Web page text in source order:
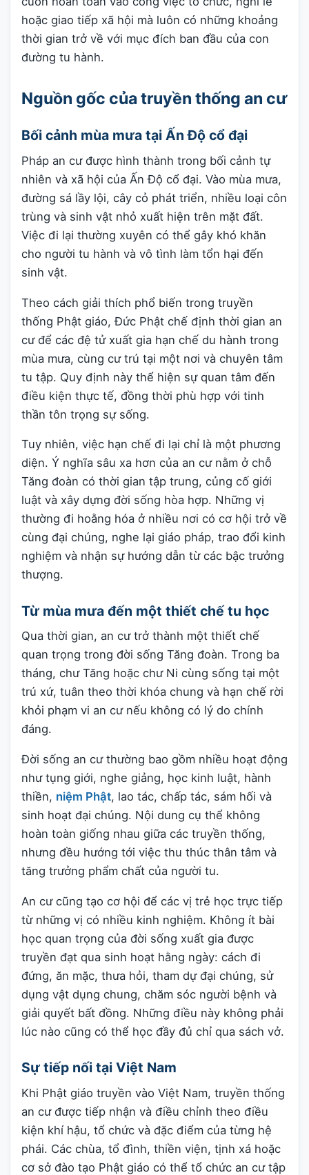
hoặc giao tiếp xã hội mà luôn có những khoảng
thời gian trở về với mục đích ban đầu của con
đường tu hành.
Nguồn gốc của truyền thống an cư
Bối cảnh mùa mưa tại Ấn Độ cổ đại
Pháp an cư được hình thành trong bối cảnh tự
nhiên và xã hội của Ấn Độ cổ đại. Vào mùa mưa,
đường sá lầy lội, cây cỏ phát triển, nhiều loại côn
trùng và sinh vật nhỏ xuất hiện trên mặt đất.
Việc đi lại thường xuyên có thể gây khó khăn
cho người tu hành và vô tình làm tổn hại đến
sinh vật.
Theo cách giải thích phổ biến trong truyền
thống Phật giáo, Đức Phật chế định thời gian an
cư để các đệ tử xuất gia hạn chế du hành trong
mùa mưa, cùng cư trú tại một nơi và chuyên tâm
tu tập. Quy định này thể hiện sự quan tâm đến
điều kiện thực tế, đồng thời phù hợp với tinh
thần tôn trọng sự sống.
Tuy nhiên, việc hạn chế đi lại chỉ là một phương
diện. Ý nghĩa sâu xa hơn của an cư nằm ở chỗ
Tăng đoàn có thời gian tập trung, củng cố giới
luật và xây dựng đời sống hòa hợp. Những vị
thường đi hoằng hóa ở nhiều nơi có cơ hội trở về
cùng đại chúng, nghe lại giáo pháp, trao đổi kinh
nghiệm và nhận sự hướng dẫn từ các bậc trưởng
thượng.
Từ mùa mưa đến một thiết chế tu học
Qua thời gian, an cư trở thành một thiết chế
quan trọng trong đời sống Tăng đoàn. Trong ba
tháng, chư Tăng hoặc chư Ni cùng sống tại một
trú xứ, tuân theo thời khóa chung và hạn chế rời
khỏi phạm vi an cư nếu không có lý do chính
đáng.
Đời sống an cư thường bao gồm nhiều hoạt động
như tụng giới, nghe giảng, học kinh luật, hành
thiền, niệm Phật, lao tác, chấp tác, sám hối và
sinh hoạt đại chúng. Nội dung cụ thể không
hoàn toàn giống nhau giữa các truyền thống,
nhưng đều hướng tới việc thu thúc thân tâm và
tăng trưởng phẩm chất của người tu.
An cư cũng tạo cơ hội để các vị trẻ học trực tiếp
từ những vị có nhiều kinh nghiệm. Không ít bài
học quan trọng của đời sống xuất gia được
truyền đạt qua sinh hoạt hằng ngày: cách đi
đứng, ăn mặc, thưa hỏi, tham dự đại chúng, sử
dụng vật dụng chung, chăm sóc người bệnh và
giải quyết bất đồng. Những điều này không phải
lúc nào cũng có thể học đầy đủ chỉ qua sách vở.
Sự tiếp nối tại Việt Nam
Khi Phật giáo truyền vào Việt Nam, truyền thống
an cư được tiếp nhận và điều chỉnh theo điều
kiện khí hậu, tổ chức và đặc điểm của từng hệ
phái. Các chùa, tổ đình, thiền viện, tịnh xá hoặc
cơ sở đào tạo Phật giáo có thể tổ chức an cư tập